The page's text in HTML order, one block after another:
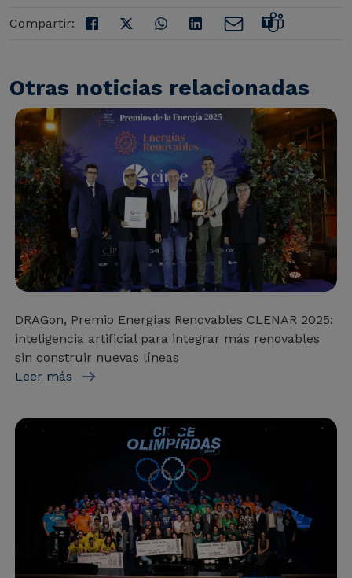
Compartir:
Otras noticias relacionadas
DRAGon, Premio Energías Renovables CLENAR 2025:
inteligencia artificial para integrar más renovables
sin construir nuevas líneas
Leer más